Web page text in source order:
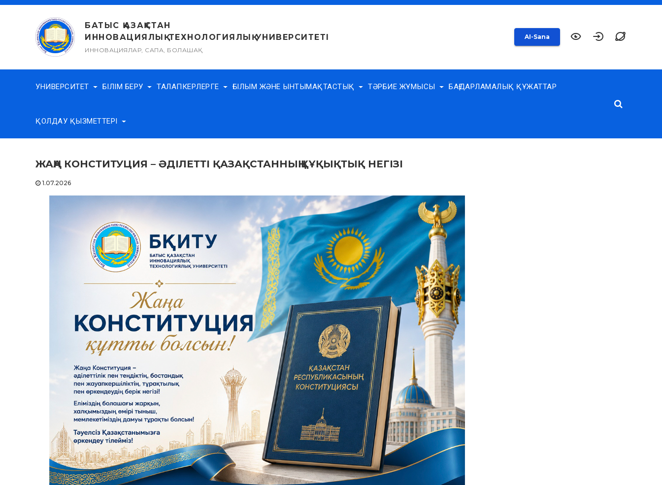
Skip
БАТЫС ҚАЗАҚСТАН
ИННОВАЦИЯЛЫҚ-ТЕХНОЛОГИЯЛЫҚ УНИВЕРСИТЕТІ
ИННОВАЦИЯЛАР, САПА, БОЛАШАҚ
AI-Sana
УНИВЕРСИТЕТ БІЛІМ БЕРУ ТАЛАПКЕРЛЕРГЕ ҒЫЛЫМ ЖӘНЕ ЫНТЫМАҚТАСТЫҚ ТӘРБИЕ ЖҰМЫСЫ БАҒДАРЛАМАЛЫҚ ҚҰЖАТТАР
ҚОЛДАУ ҚЫЗМЕТТЕРІ
ЖАҢА КОНСТИТУЦИЯ – ӘДІЛЕТТІ ҚАЗАҚСТАННЫҢ ҚҰҚЫҚТЫҚ НЕГІЗІ
1.07.2026